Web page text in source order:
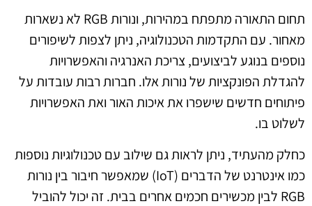
תחום התאורה מתפתח במהירות, ונורות RGB לא נשארות
מאחור. עם התקדמות הטכנולוגיה, ניתן לצפות לשיפורים
נוספים בנוגע לביצועים, צריכת האנרגיה והאפשרויות
להגדלת הפונקציות של נורות אלו. חברות רבות עובדות על
פיתוחים חדשים שישפרו את איכות האור ואת האפשרויות
לשלוט בו.
כחלק מהעתיד, ניתן לראות גם שילוב עם טכנולוגיות נוספות
כמו אינטרנט של הדברים (IoT) שמאפשר חיבור בין נורות
RGB לבין מכשירים חכמים אחרים בבית. זה יכול להוביל